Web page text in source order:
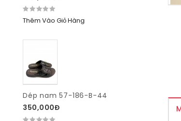
Thêm Vào Giỏ Hàng
Dép nam 57-186-B-44
350,000Đ